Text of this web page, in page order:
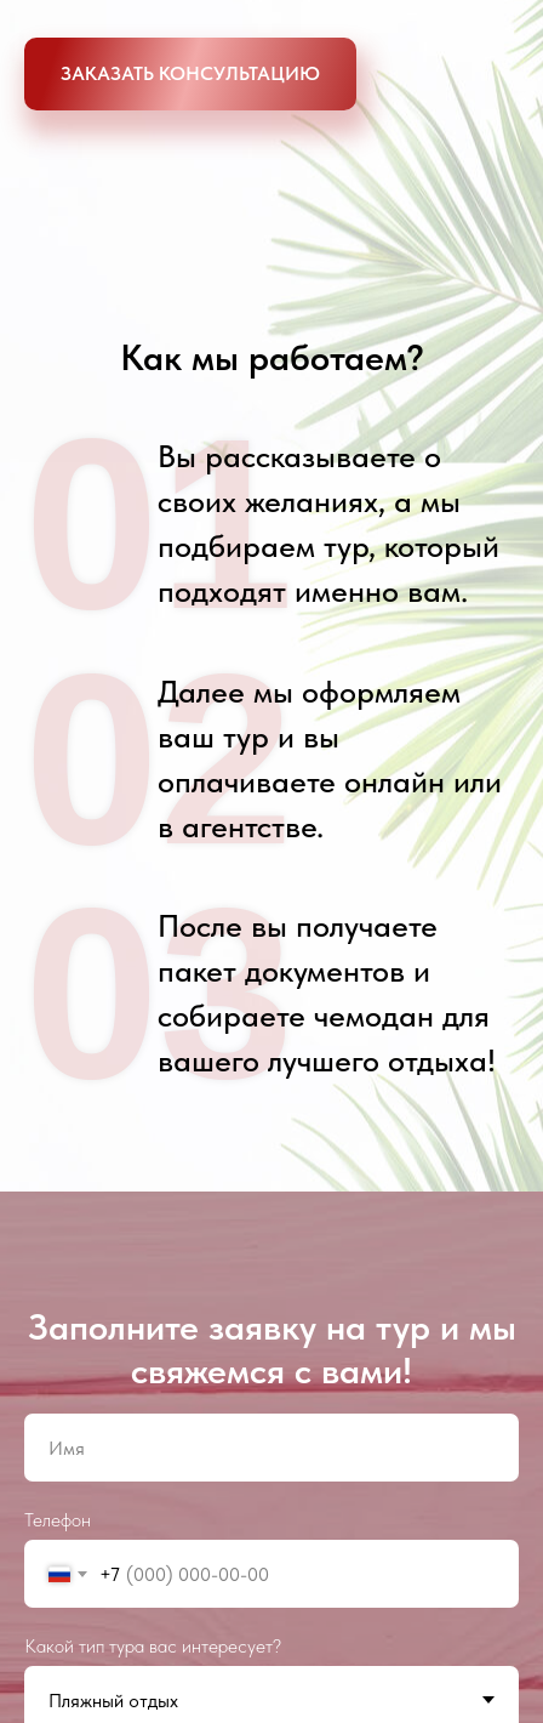
ЗАКАЗАТЬ КОНСУЛЬТАЦИЮ
Как мы работаем?
Вы рассказываете о
своих желаниях, а мы
подбираем тур, который
подходят именно вам.
01
Далее мы оформляем
ваш тур и вы
оплачиваете онлайн или
в агентстве.
02
После вы получаете
пакет документов и
собираете чемодан для
вашего лучшего отдыха!
03
Заполните заявку на тур и мы
свяжемся с вами!
Телефон
+7
Какой тип тура вас интересует?